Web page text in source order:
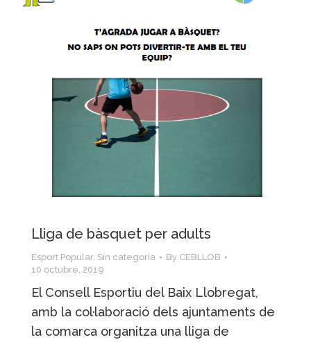
Lliga de bàsquet per adults
Esport Popular, Sin categoría By CEBLLOB
10 octubre, 2019
El Consell Esportiu del Baix Llobregat,
amb la col·laboració dels ajuntaments de
la comarca organitza una lliga de